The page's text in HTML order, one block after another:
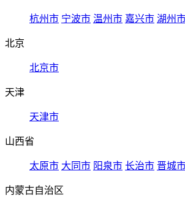
杭州市 宁波市 温州市 嘉兴市 湖州
北京
北京市
天津
天津市
山西省
太原市 大同市 阳泉市 长治市 晋城
内蒙古自治区